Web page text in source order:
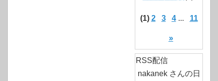
(1) 2 3 4... 11
»
RSS配信
nakanek さんの日